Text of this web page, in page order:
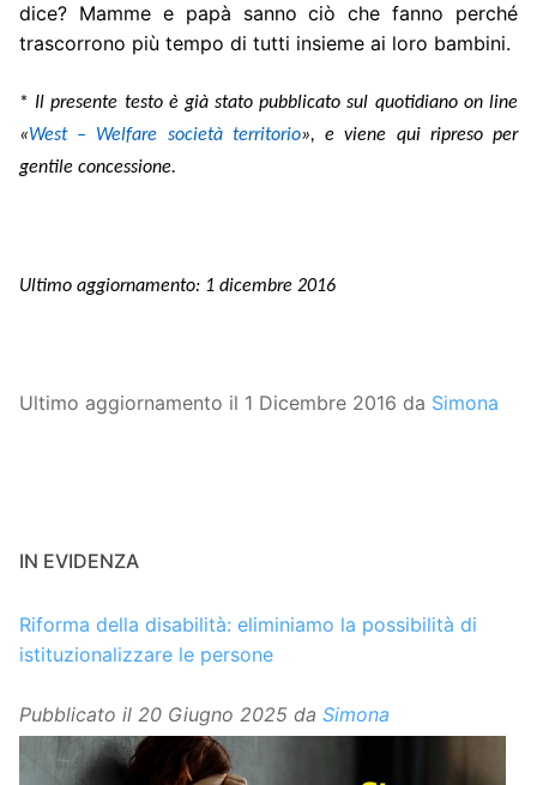
dice? Mamme e papà sanno ciò che fanno perché
trascorrono più tempo di tutti insieme ai loro bambini.
* Il presente testo è già stato pubblicato sul quotidiano on line
«West – Welfare società territorio», e viene qui ripreso per
gentile concessione.
Ultimo aggiornamento: 1 dicembre 2016
Ultimo aggiornamento il 1 Dicembre 2016 da Simona
IN EVIDENZA
Riforma della disabilità: eliminiamo la possibilità di
istituzionalizzare le persone
Pubblicato il 20 Giugno 2025 da Simona